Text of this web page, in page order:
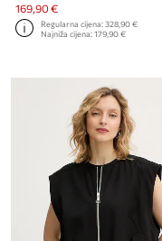
169,90 €
Regularna cijena:328,90 €
Najniža cijena:179,90 €